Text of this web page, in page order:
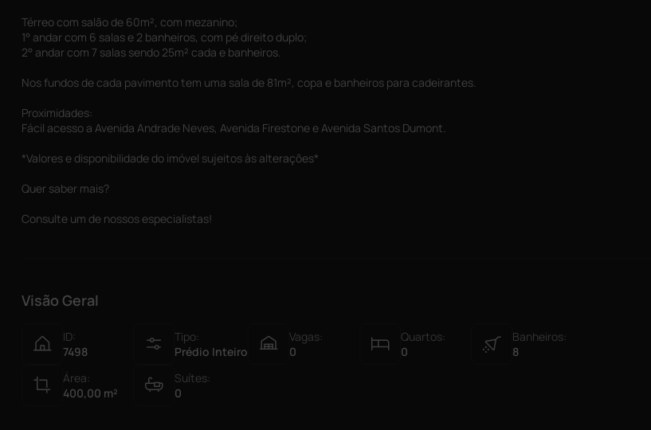
Térreo com salão de 60m², com mezanino;
1° andar com 6 salas e 2 banheiros, com pé direito duplo;
2° andar com 7 salas sendo 25m² cada e banheiros.
Nos fundos de cada pavimento tem uma sala de 81m², copa e banheiros para cadeirantes.
Proximidades:
Fácil acesso a Avenida Andrade Neves, Avenida Firestone e Avenida Santos Dumont.
*Valores e disponibilidade do imóvel sujeitos às alterações*
Quer saber mais?
Consulte um de nossos especialistas!
Visão Geral
ID:
7498
Tipo:
Prédio Inteiro
Vagas:
0
Quartos:
0
Banheiros:
8
Área:
400,00 m²
Suítes:
0